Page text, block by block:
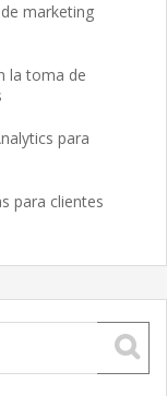
marketing
la toma de
para
para clientes